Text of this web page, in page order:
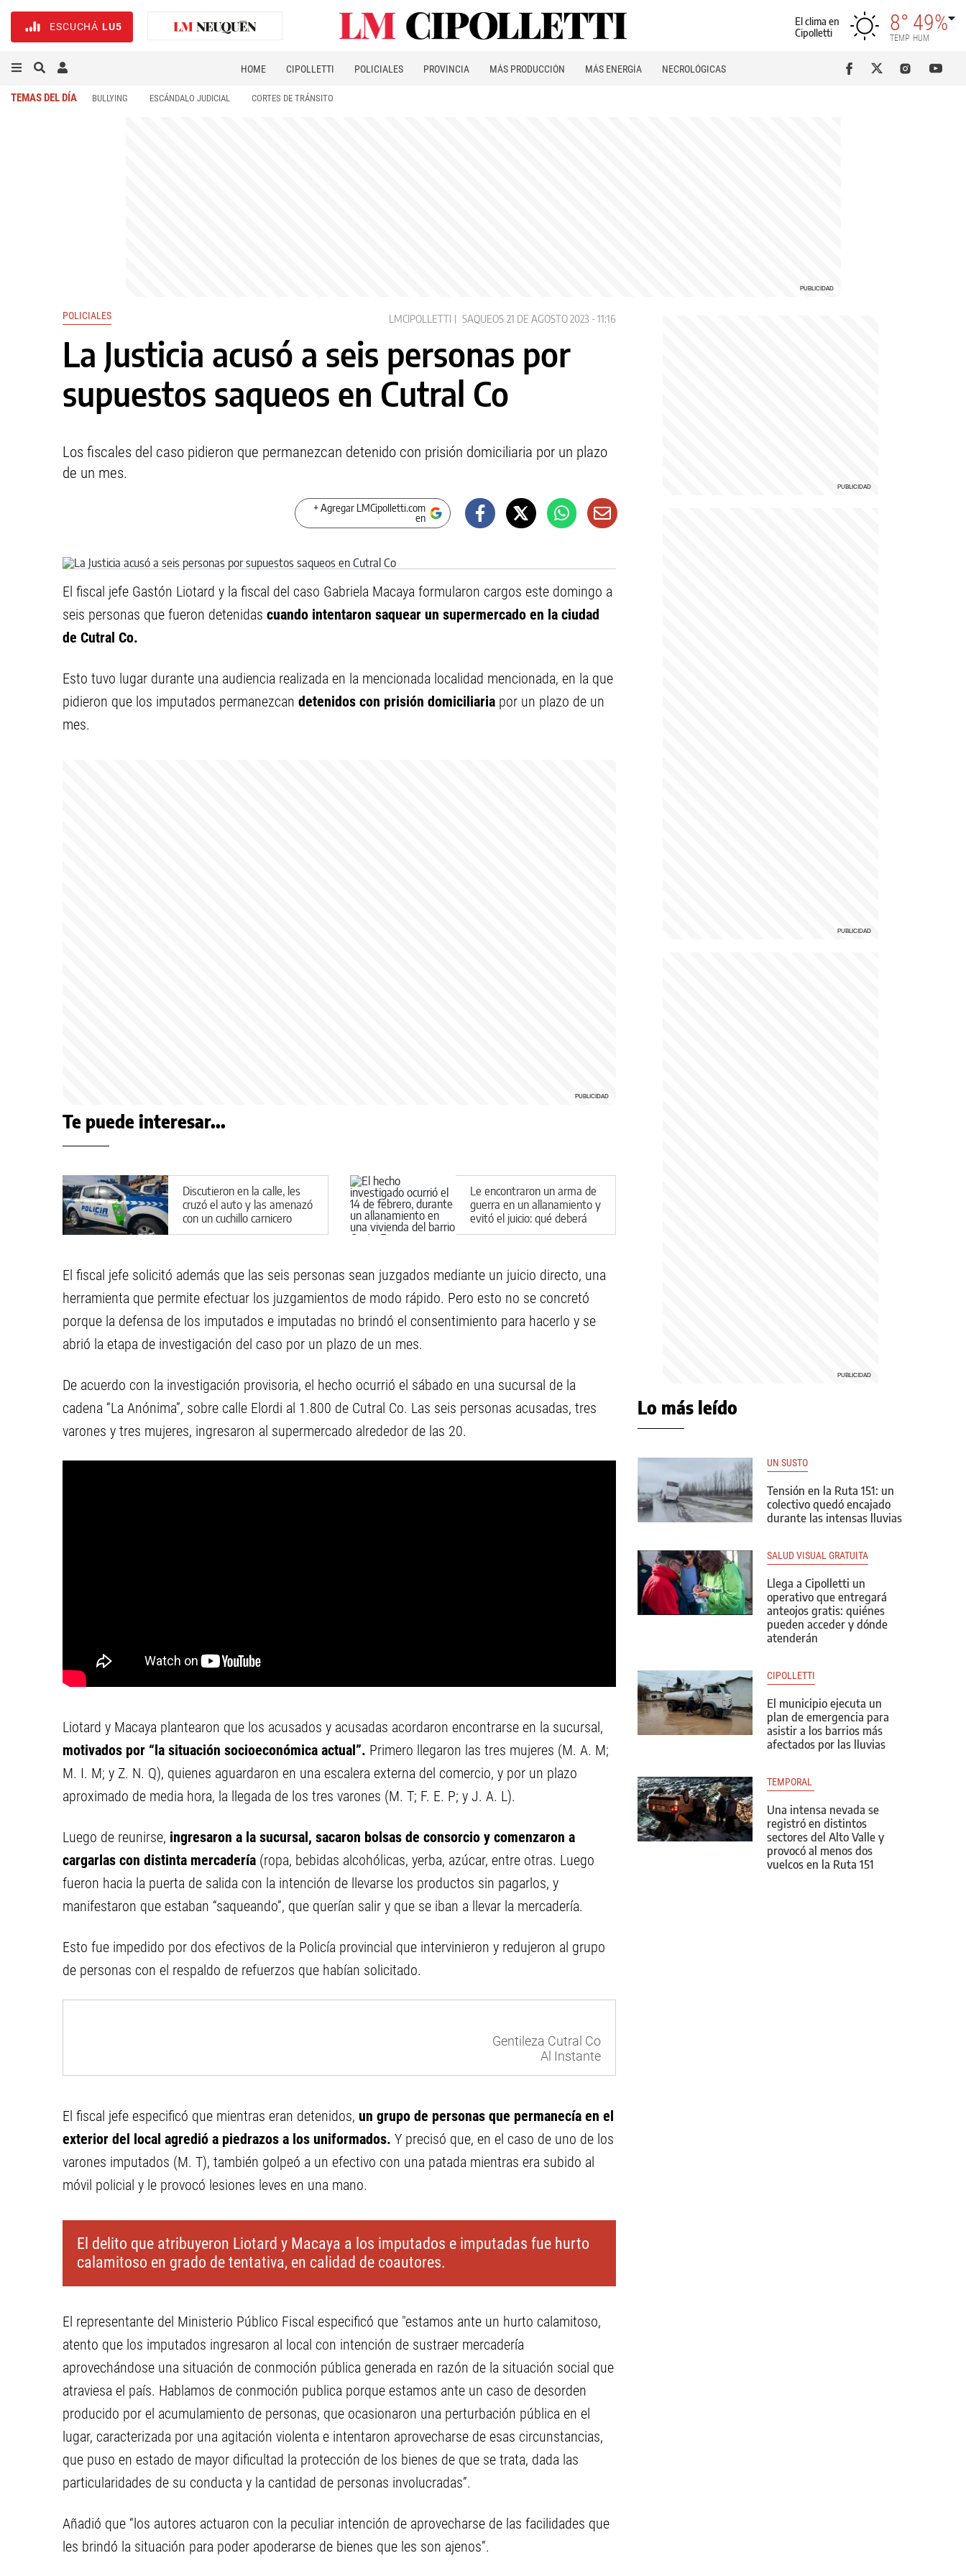
ESCUCHÁ LU5
El clima en
Cipolletti
8°
TEMP
49%
HUM
HOME CIPOLLETTI POLICIALES PROVINCIA MÁS PRODUCCIÓN MÁS ENERGÍA NECROLÓGICAS
TEMAS DEL DÍA BULLYING ESCÁNDALO JUDICIAL CORTES DE TRÁNSITO
POLICIALES LMCIPOLLETTI SAQUEOS 21 DE AGOSTO 2023 - 11:16
La Justicia acusó a seis personas por
supuestos saqueos en Cutral Co
Los fiscales del caso pidieron que permanezcan detenido con prisión domiciliaria por un plazo
de un mes.
+ Agregar LMCipolletti.com
en
El fiscal jefe Gastón Liotard y la fiscal del caso Gabriela Macaya formularon cargos este domingo a
seis personas que fueron detenidas cuando intentaron saquear un supermercado en la ciudad
de Cutral Co.
Esto tuvo lugar durante una audiencia realizada en la mencionada localidad mencionada, en la que
pidieron que los imputados permanezcan detenidos con prisión domiciliaria por un plazo de un
mes.
Te puede interesar...
Discutieron en la calle, les
cruzó el auto y las amenazó
con un cuchillo carnicero
Le encontraron un arma de
guerra en un allanamiento y
evitó el juicio: qué deberá
hacer en Cipolletti
El fiscal jefe solicitó además que las seis personas sean juzgados mediante un juicio directo, una
herramienta que permite efectuar los juzgamientos de modo rápido. Pero esto no se concretó
porque la defensa de los imputados e imputadas no brindó el consentimiento para hacerlo y se
abrió la etapa de investigación del caso por un plazo de un mes.
De acuerdo con la investigación provisoria, el hecho ocurrió el sábado en una sucursal de la
cadena “La Anónima”, sobre calle Elordi al 1.800 de Cutral Co. Las seis personas acusadas, tres
varones y tres mujeres, ingresaron al supermercado alrededor de las 20.
Liotard y Macaya plantearon que los acusados y acusadas acordaron encontrarse en la sucursal,
motivados por “la situación socioeconómica actual”. Primero llegaron las tres mujeres (M. A. M;
M. I. M; y Z. N. Q), quienes aguardaron en una escalera externa del comercio, y por un plazo
aproximado de media hora, la llegada de los tres varones (M. T; F. E. P; y J. A. L).
Luego de reunirse, ingresaron a la sucursal, sacaron bolsas de consorcio y comenzaron a
cargarlas con distinta mercadería (ropa, bebidas alcohólicas, yerba, azúcar, entre otras. Luego
fueron hacia la puerta de salida con la intención de llevarse los productos sin pagarlos, y
manifestaron que estaban “saqueando”, que querían salir y que se iban a llevar la mercadería.
Esto fue impedido por dos efectivos de la Policía provincial que intervinieron y redujeron al grupo
de personas con el respaldo de refuerzos que habían solicitado.
Gentileza Cutral Co
Al Instante
El fiscal jefe especificó que mientras eran detenidos, un grupo de personas que permanecía en el
exterior del local agredió a piedrazos a los uniformados. Y precisó que, en el caso de uno de los
varones imputados (M. T), también golpeó a un efectivo con una patada mientras era subido al
móvil policial y le provocó lesiones leves en una mano.
El delito que atribuyeron Liotard y Macaya a los imputados e imputadas fue hurto
calamitoso en grado de tentativa, en calidad de coautores.
El representante del Ministerio Público Fiscal especificó que "estamos ante un hurto calamitoso,
atento que los imputados ingresaron al local con intención de sustraer mercadería
aprovechándose una situación de conmoción pública generada en razón de la situación social que
atraviesa el país. Hablamos de conmoción publica porque estamos ante un caso de desorden
producido por el acumulamiento de personas, que ocasionaron una perturbación pública en el
lugar, caracterizada por una agitación violenta e intentaron aprovecharse de esas circunstancias,
que puso en estado de mayor dificultad la protección de los bienes de que se trata, dada las
particularidades de su conducta y la cantidad de personas involucradas”.
Añadió que “los autores actuaron con la peculiar intención de aprovecharse de las facilidades que
les brindó la situación para poder apoderarse de bienes que les son ajenos”.
Lo más leído
UN SUSTO
Tensión en la Ruta 151: un
colectivo quedó encajado
durante las intensas lluvias
SALUD VISUAL GRATUITA
Llega a Cipolletti un
operativo que entregará
anteojos gratis: quiénes
pueden acceder y dónde
atenderán
CIPOLLETTI
El municipio ejecuta un
plan de emergencia para
asistir a los barrios más
afectados por las lluvias
TEMPORAL
Una intensa nevada se
registró en distintos
sectores del Alto Valle y
provocó al menos dos
vuelcos en la Ruta 151